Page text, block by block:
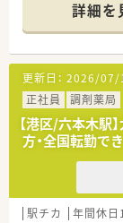
医療の提
○全店「同
需内容が多
ので、
スキルUP
○長期就業
ており、
○インター
ライン服薬
今後も病
店舗でデ
M&Aによ
成長を続
詳細を
更新日： 2026/07/
正社員
調剤薬局
【港区/六本木
方・全国転勤で
駅チカ 年間休